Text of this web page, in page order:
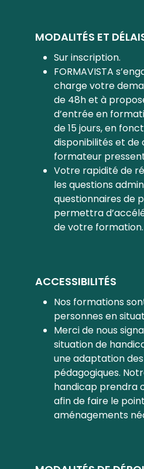
MODALITÉS ET
Sur inscription.
FORMAVISTA
charge votre
de 48h et à
d’entrée en
de 15 jours, en
disponibilités et de
formateur
Votre rapidité de
les questions
questionnaires de
permettra
de votre formation.
ACCESSIBILITÉS
Nos formations
personnes en
Merci de nous
situation de
une adaptation
pédagogiques.
handicap prendra
afin de faire le
aménagements